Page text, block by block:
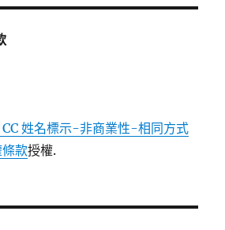
CC 姓名標示-非商業性-相同方式
款授權.